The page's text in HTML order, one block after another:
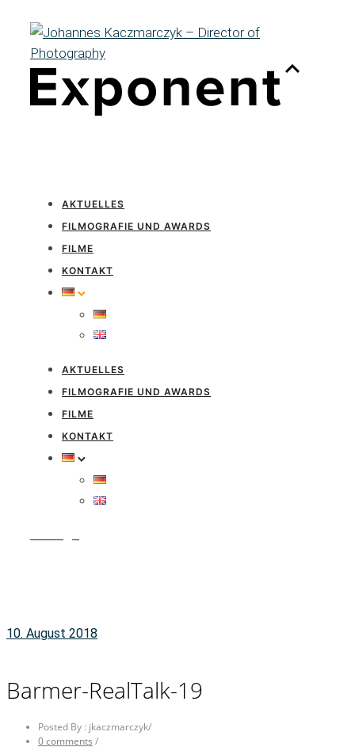
AKTUELLES
FILMOGRAFIE UND AWARDS
FILME
KONTAKT
AKTUELLES
FILMOGRAFIE UND AWARDS
FILME
KONTAKT
10. August 2018
Barmer-RealTalk-19
Posted By : jkaczmarczyk/
0 comments /